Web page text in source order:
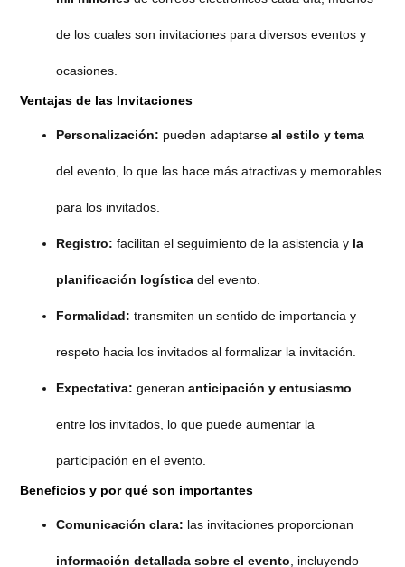
de los cuales son invitaciones para diversos eventos y
ocasiones.
Ventajas de las Invitaciones
Personalización: pueden adaptarseal estilo y tema
del evento, lo que las hace más atractivas y memorables
para los invitados.
Registro: facilitan el seguimiento de la asistencia y la
planificación logística del evento.
Formalidad: transmiten un sentido de importancia y
respeto hacia los invitados al formalizar la invitación.
Expectativa: generananticipación y entusiasmo
entre los invitados, lo que puede aumentar la
participación en el evento.
Beneficios y por qué son importantes
Comunicación clara: las invitaciones proporcionan
información detallada sobre el evento , incluyendo